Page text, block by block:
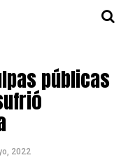
públicas
2022